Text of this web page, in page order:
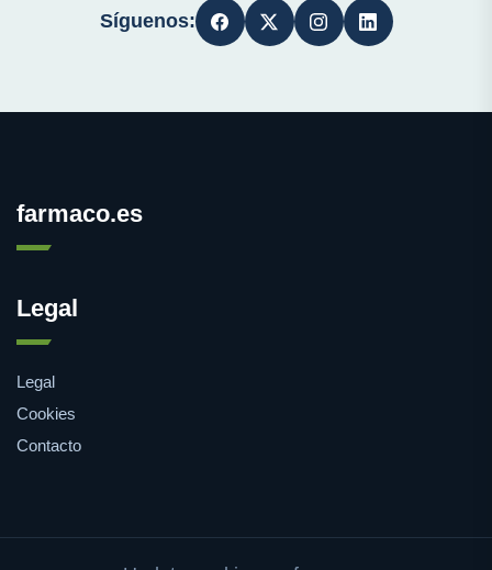
Síguenos:
farmaco.es
Legal
Legal
Cookies
Contacto